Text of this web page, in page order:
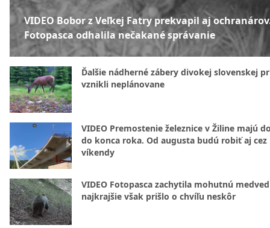
VIDEO Bobor z Veľkej Fatry prekvapil aj
Fotopasca odhalila nečakané správanie
Ďalšie nádherné zábery divokej slovenskej
vznikli neplánovane
VIDEO Premostenie železnice v Žiline majú
do konca roka. Od augusta budú robiť aj cez
víkendy
VIDEO Fotopasca zachytila mohutnú
najkrajšie však prišlo o chvíľu neskôr